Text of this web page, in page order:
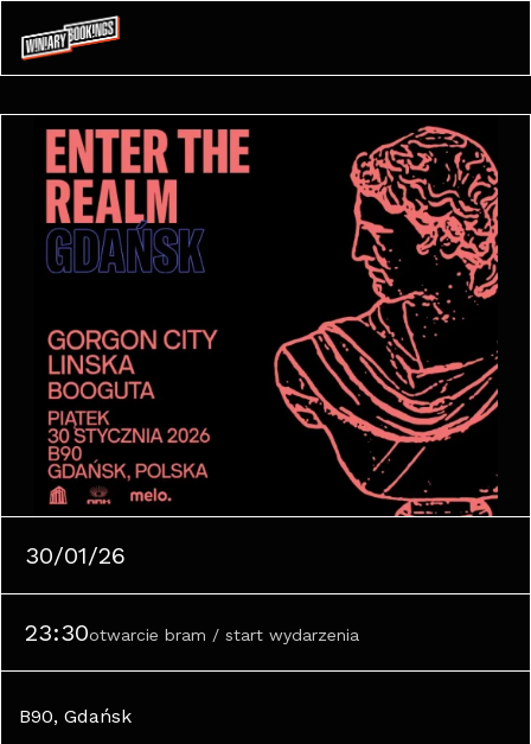
30/01/26
23:30otwarcie bram / start wydarzenia
B90, Gdańsk